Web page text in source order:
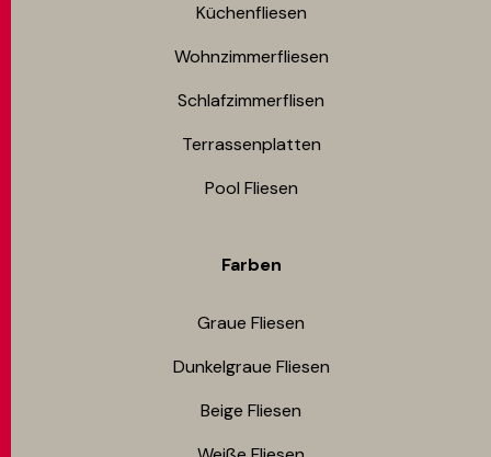
Küchenfliesen
Wohnzimmerfliesen
Schlafzimmerflisen
Terrassenplatten
Pool Fliesen
Farben
Graue Fliesen
Dunkelgraue Fliesen
Beige Fliesen